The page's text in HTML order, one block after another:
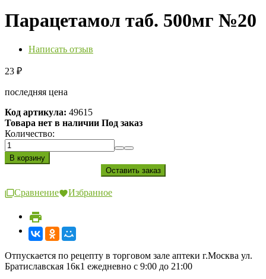
Парацетамол таб. 500мг №20
Написать отзыв
23 ₽
последняя цена
Код артикула: 49615
Товара нет в наличии Под заказ
Количество:
Сравнение Избранное
Отпускается по рецепту в торговом зале аптеки г.Москва ул.
Братиславская 16к1 ежедневно с 9:00 до 21:00